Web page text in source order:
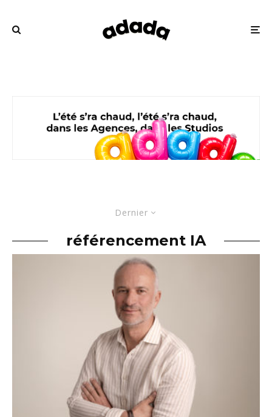
Dernier
référencement IA